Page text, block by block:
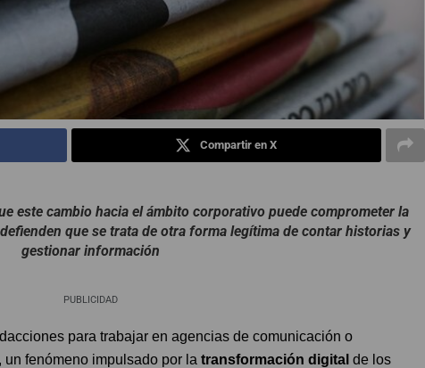
Compartir en X
este cambio hacia el ámbito corporativo puede comprometer la
que se trata de otra forma legítima de contar historias y
gestionar información
PUBLICIDAD
para trabajar en agencias de comunicación o
fenómeno impulsado por la transformación digital de los